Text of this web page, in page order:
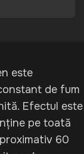
este
de fum
Efectul este
pe toată
60